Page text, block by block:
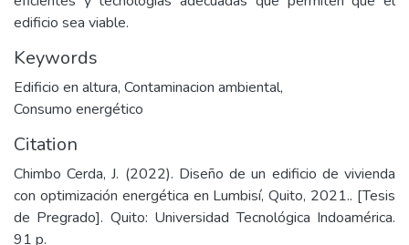
edificio sea viable.
Keywords
Edificio en altura, Contaminacion ambiental,
Consumo energético
Citation
Chimbo Cerda, J. (2022). Diseño de un edificio de vivienda
con optimización energética en Lumbisí, Quito, 2021.. [Tesis
de Pregrado]. Quito: Universidad Tecnológica Indoamérica.
91 p.